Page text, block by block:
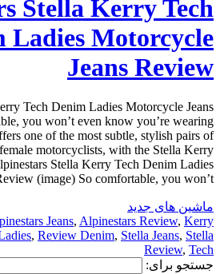
Stella Kerry Tech
Ladies Motorcycle
Jeans Review
Tech Denim Ladies Motorcycle Jeans
you won’t even know you’re wearing
one of the most subtle, stylish pairs of
motorcyclists, with the Stella Kerry
Stella Kerry Tech Denim Ladies
(image) So comfortable, you won’t […]
ماشین های جدید
Jeans, Alpinestars Review, Kerry
, Review Denim, Stella Jeans, Stella
Review, Tech
جستجو برای: